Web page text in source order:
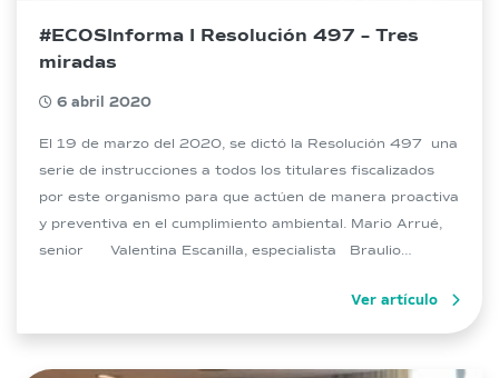
#ECOSInforma I Resolución 497 – Tres
miradas
6 abril 2020
El 19 de marzo del 2020, se dictó la Resolución 497 una
serie de instrucciones a todos los titulares fiscalizados
por este organismo para que actúen de manera proactiva
y preventiva en el cumplimiento ambiental. Mario Arrué,
senior Valentina Escanilla, especialista Braulio
Ver artículo